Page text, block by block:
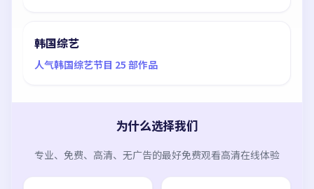
韩国综艺
人气韩国综艺节目 25 部作品
为什么选择我们
专业、免费、高清、无广告的最好免费观看高清在线体验